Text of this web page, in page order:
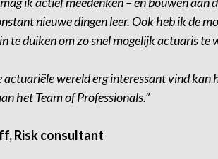
nieuwe dingen leer. Ook heb ik de
te duiken om zo snel mogelijk actuaris te
actuariële wereld erg interessant vind kan
het Team of Professionals.”
Risk consultant